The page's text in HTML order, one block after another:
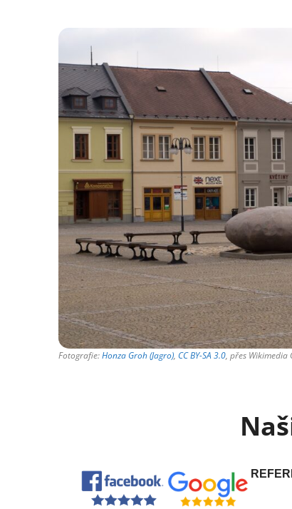
Fotografie:Honza Groh (Jagro), CC BY-SA 3.0, přes Wikimedia